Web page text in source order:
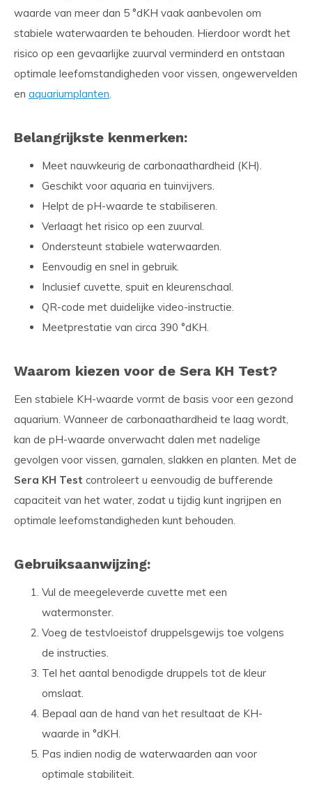
waarde van meer dan 5 °dKH vaak aanbevolen om
stabiele waterwaarden te behouden. Hierdoor wordt het
risico op een gevaarlijke zuurval verminderd en ontstaan
optimale leefomstandigheden voor vissen, ongewervelden
en aquariumplanten.
Belangrijkste kenmerken:
Meet nauwkeurig de carbonaathardheid (KH).
Geschikt voor aquaria en tuinvijvers.
Helpt de pH-waarde te stabiliseren.
Verlaagt het risico op een zuurval.
Ondersteunt stabiele waterwaarden.
Eenvoudig en snel in gebruik.
Inclusief cuvette, spuit en kleurenschaal.
QR-code met duidelijke video-instructie.
Meetprestatie van circa 390 °dKH.
Waarom kiezen voor de Sera KH Test?
Een stabiele KH-waarde vormt de basis voor een gezond
aquarium. Wanneer de carbonaathardheid te laag wordt,
kan de pH-waarde onverwacht dalen met nadelige
gevolgen voor vissen, garnalen, slakken en planten. Met de
Sera KH Test controleert u eenvoudig de bufferende
capaciteit van het water, zodat u tijdig kunt ingrijpen en
optimale leefomstandigheden kunt behouden.
Gebruiksaanwijzing:
Vul de meegeleverde cuvette met een
watermonster.
Voeg de testvloeistof druppelsgewijs toe volgens
de instructies.
Tel het aantal benodigde druppels tot de kleur
omslaat.
Bepaal aan de hand van het resultaat de KH-
waarde in °dKH.
Pas indien nodig de waterwaarden aan voor
optimale stabiliteit.